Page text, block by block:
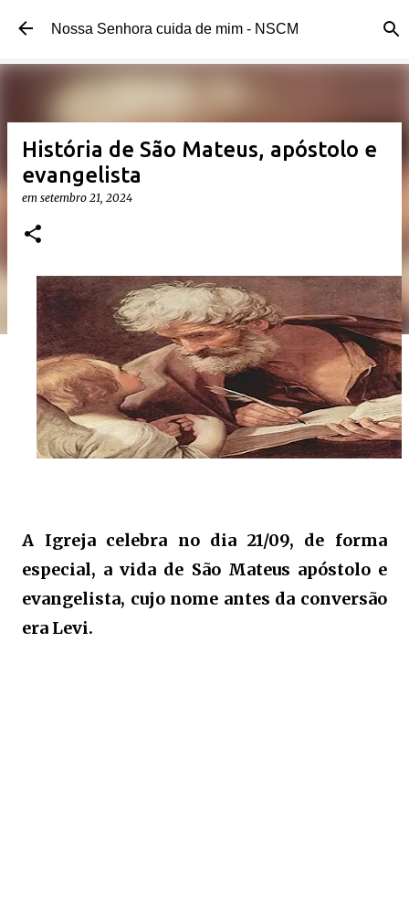
Pular para o conteúdo principal
Nossa Senhora cuida de mim - NSCM
História de São Mateus, apóstolo e
evangelista
em setembro 21, 2024
A Igreja celebra no dia 21/09, de forma
especial, a vida de São Mateus apóstolo e
evangelista, cujo nome antes da conversão
era Levi.